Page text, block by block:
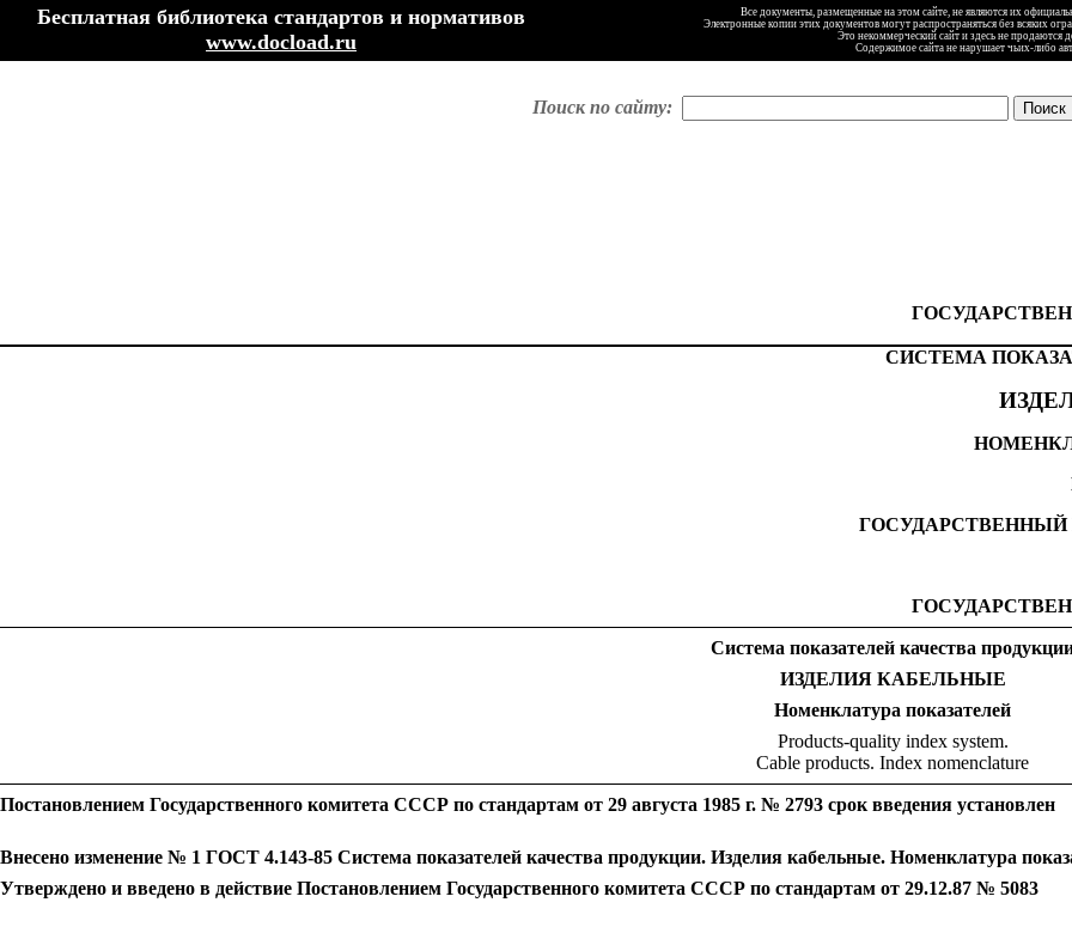
Бесплатная библиотека стандартов и нормативов
www.docload.ru
Все документы, размещенные на этом сайте, не являются их
Электронные копии этих документов могут распространяться без всяких
Это некоммерческий сайт и здесь не продаются
Содержимое сайта не нарушает чьих-либо
Поиск по сайту:
СИСТЕМА
ГОСУДАРСТВЕННЫЙ
Система показателей качества
ИЗДЕЛИЯ КАБЕЛЬНЫЕ
Номенклатура показателей
Products-quality index system.
Cable products. Index nomenclature
Постановлением Государственного комитета СССР по стандартам от 29 августа 1985 г. № 2793 срок введения установлен
Внесено изменение № 1 ГОСТ 4.143-85 Система показателей качества продукции. Изделия кабельные. Номенклатура
Утверждено и введено в действие Постановлением Государственного комитета СССР по стандартам от 29.12.87 № 5083